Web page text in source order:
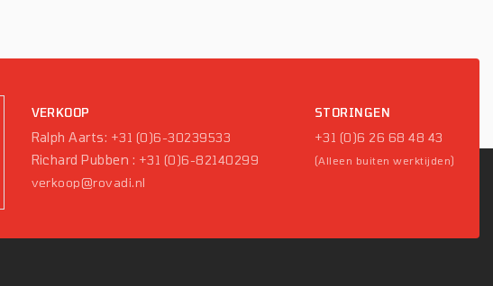
VERKOOP
Ralph Aarts: +31 (0)6-30239533
Richard Pubben : +31 (0)6-82140299
verkoop@rovadi.nl
STORINGEN
+31 (0)6 26 68 48 43
(Alleen buiten werktijden)